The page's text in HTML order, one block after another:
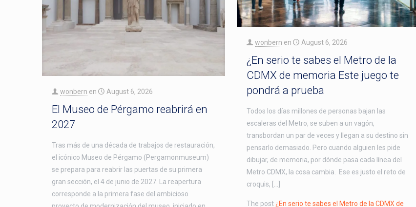
wonbern en August 6, 2026
El Museo de Pérgamo reabrirá en
2027
Tras más de una década de trabajos de restauración,
el icónico Museo de Pérgamo (Pergamonmuseum)
se prepara para reabrir las puertas de su primera
gran sección, el 4 de junio de 2027. La reapertura
corresponde a la primera fase del ambicioso
wonbern en August 6, 2026
¿En serio te sabes el Metro de la
CDMX de memoria Este juego te
pondrá a prueba
Todos los días millones de personas bajan las
escaleras del Metro, se suben a un vagón,
transbordan un par de veces y llegan a su destino sin
pensarlo demasiado. Pero cuando alguien les pide
dibujar, de memoria, por dónde pasa cada línea del
Metro CDMX, la cosa cambia. Ese es justo el reto de
croquis, […]
The post ¿En serio te sabes el Metro de la CDMX de